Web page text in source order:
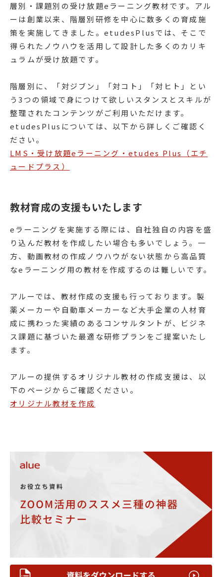
層別・課題別の受け放題eラーニング教材です。アル
ーは創業以来、階層別研修を中心に数多くの育成施
策を実施してきました。etudesPlusでは、そこで
得られたノウハウを活用して設計した多くのカリキ
ュラムが受け放題です。
階層別に、「対ジブン」「対コト」「対ヒト」とい
う3つの領域で身につけて欲しいスタンスとスキルが
整理されたコンテンツがご利用いただけます。
etudesPlusについては、以下から詳しくご確認く
ださい。
LMS・受け放題eラーニング・etudes Plus（エチ
ュードプラス）
教材育成の支援もいたします
eラーニングを実施する際には、自社独自の内容を盛
り込んだ教材を作成したい場合も多いでしょう。一
方、動画教材の作成ノウハウがない状態から高品質
なeラーニング用の教材を作成するのは難しいです。
アルーでは、教材作成の支援も行っております。製
薬メーカーや自動車メーカーなど大手企業の人材育
成に携わった実績のあるコンサルタントが、ビジネ
ス課題に基づいた最適な研修プランをご提案いたし
ます。
アルーの提供するオリジナル教材の作成支援は、以
下のページからご確認ください。
オリジナル教材を作成